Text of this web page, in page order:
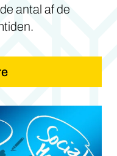
antal af de